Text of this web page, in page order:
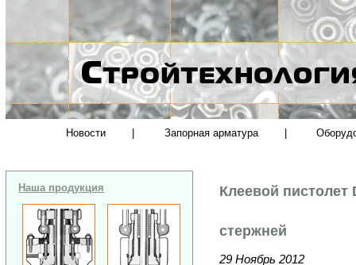
Новости Запорная арматура
Наша продукция Клеевой пистолет
стержней
29 Ноябрь 2012